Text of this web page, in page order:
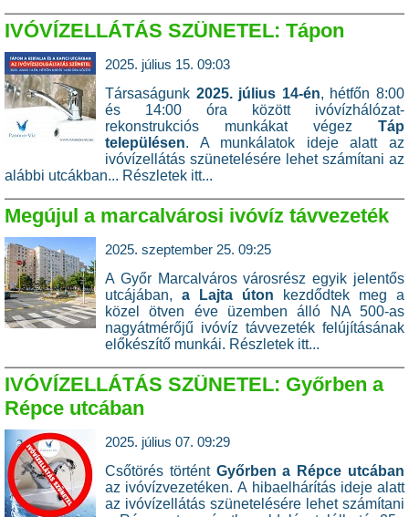
IVÓVÍZELLÁTÁS SZÜNETEL: Tápon
2025. július 15. 09:03
Társaságunk 2025. július 14-én, hétfőn 8:00
és 14:00 óra között ivóvízhálózat-
rekonstrukciós munkákat végez Táp
településen. A munkálatok ideje alatt az
ivóvízellátás szünetelésére lehet számítani az
alábbi utcákban... Részletek itt...
Megújul a marcalvárosi ivóvíz távvezeték
2025. szeptember 25. 09:25
A Győr Marcalváros városrész egyik jelentős
utcájában, a Lajta úton
kezdődtek meg a
közel ötven éve üzemben álló NA 500-as
nagyátmérőjű ivóvíz távvezeték felújításának
előkészítő munkái. Részletek itt...
IVÓVÍZELLÁTÁS SZÜNETEL: Győrben a
Répce utcában
2025. július 07. 09:29
Csőtörés történt Győrben a Répce utcában
az ivóvízvezetéken. A hibaelhárítás ideje alatt
az ivóvízellátás szünetelésére lehet számítani